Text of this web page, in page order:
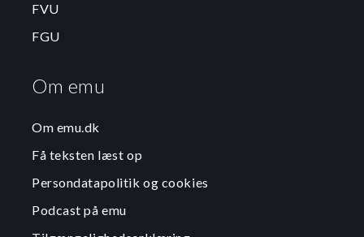
FVU
FGU
Om emu
Om emu.dk
Få teksten læst op
Persondatapolitik og cookies
Podcast på emu